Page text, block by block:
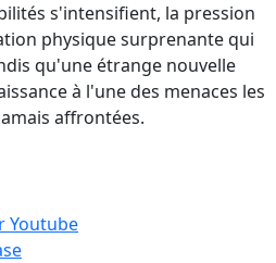
s'intensifient, la pression
physique surprenante qui
qu'une étrange nouvelle
à l'une des menaces les
affrontées.
Youtube